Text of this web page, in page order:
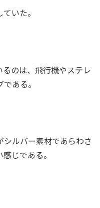
いた。
のは、飛行機やステレ
ある。
シルバー素材であらわさ
じである。